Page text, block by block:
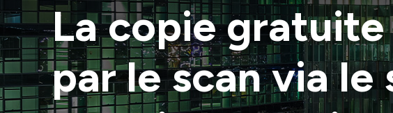
La copie
par le scan via